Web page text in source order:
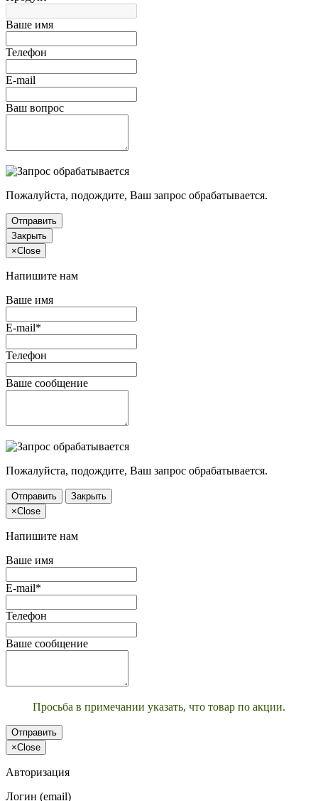
Ваше имя
Телефон
E-mail
Ваш вопрос
Пожалуйста, подождите, Ваш запрос обрабатывается.
Отправить
Закрыть
×Close
Напишите нам
Ваше имя
E-mail*
Телефон
Ваше сообщение
Пожалуйста, подождите, Ваш запрос обрабатывается.
Отправить
Закрыть
×Close
Напишите нам
Ваше имя
E-mail*
Телефон
Ваше сообщение
Просьба в примечании указать, что товар по акции.
Отправить
×Close
Авторизация
Логин (email)